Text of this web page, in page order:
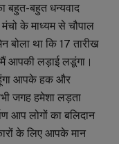
बहुत-बहुत धन्यवाद
मंचो के माध्यम से चौपाल
बोला था कि 17 तारीख
आपकी लड़ाई लडूंगा।
आपके हक और
जगह हमेशा लड़ता
आप लोगों का बलिदान
के लिए आपके मान